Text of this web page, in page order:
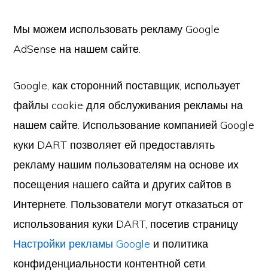
Мы можем использовать рекламу Google
AdSense на нашем сайте.
Google, как сторонний поставщик, использует
файлы cookie для обслуживания рекламы на
нашем сайте. Использование компанией Google
куки DART позволяет ей предоставлять
рекламу нашим пользователям на основе их
посещения нашего сайта и других сайтов в
Интернете. Пользователи могут отказаться от
использования куки DART, посетив страницу
Настройки рекламы Google и политика
конфиденциальности контентной сети.